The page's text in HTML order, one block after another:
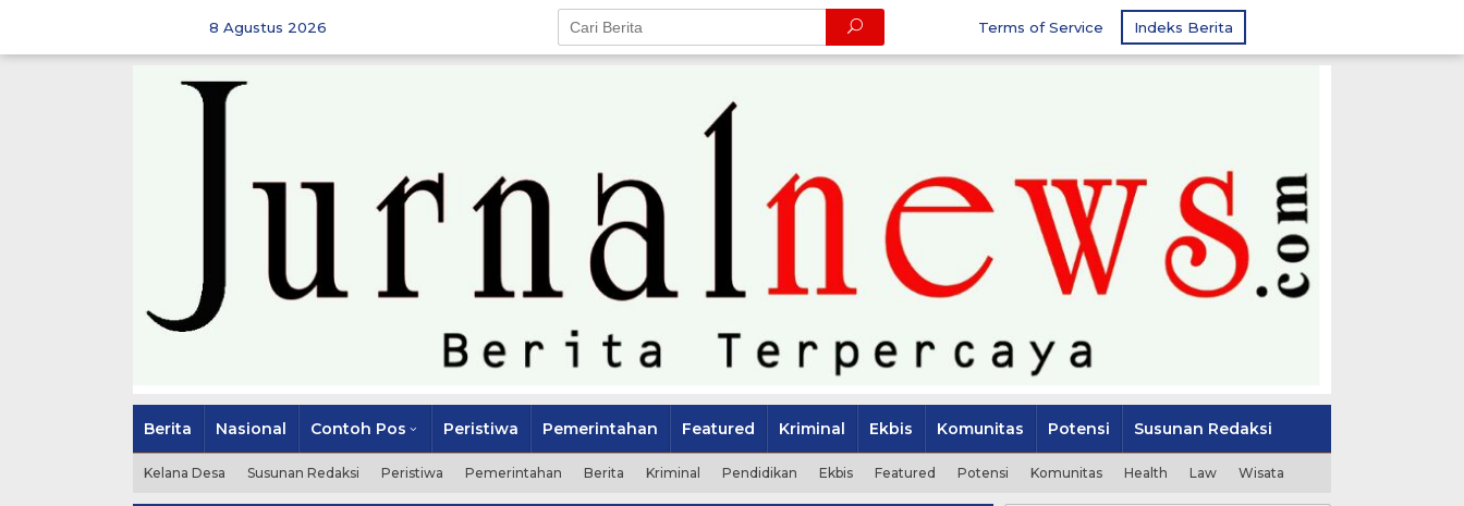
8 Agustus 2026 Terms of Service Indeks Berita
Berita Nasional Contoh Pos Peristiwa Pemerintahan Featured Kriminal Ekbis Komunitas Potensi Susunan Redaksi
Kelana Desa Susunan Redaksi Peristiwa Pemerintahan Berita Kriminal Pendidikan Ekbis Featured Potensi Komunitas Health Law Wisata